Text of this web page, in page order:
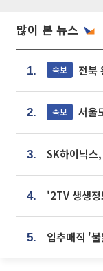
많이 본 뉴스
1. 속보 전북
2. 속보 서울
3.
4.
5. 입추매직 '